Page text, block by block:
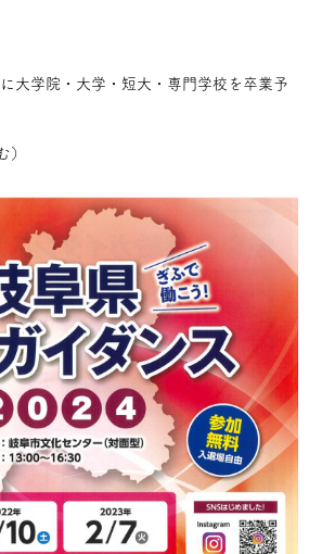
大学院・大学・短大・専門学校を卒業予
）